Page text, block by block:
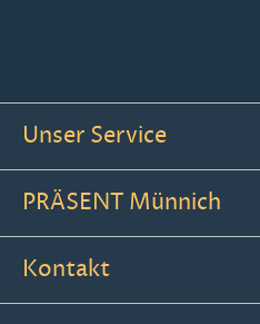
Unser Service
PRÄSENT Münnich
Kontakt